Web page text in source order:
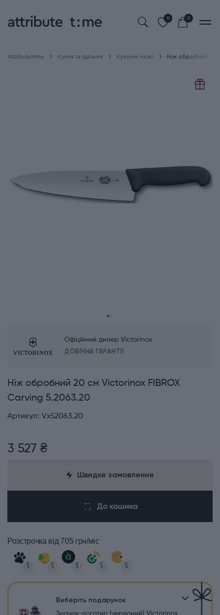
0 0
Attributetime Кухня та їдальня Кухонні ножі Ніж обробний 20
Офіційний дилер Victorinox
ДОВІЧНА ГАРАНТІЇ
Ніж обробний 20 см Victorinox FIBROX
Carving 5.2063.20
Артикул: Vx52063.20
3 527 ₴
Швидке замовлення
До кошика
Розстрочка від 705 грн/міс
5 5 5 5 5
Виберіть подарунок
Значок-логотип (червоний) Victorinox